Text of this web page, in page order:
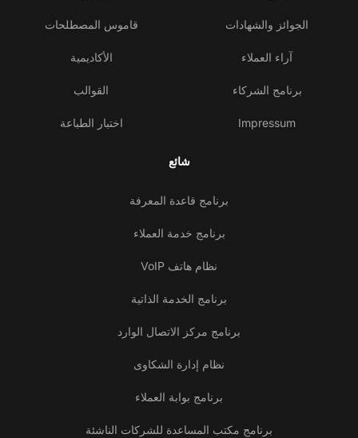
الجوائز والشهادات
آراء العملاء
برنامج الشركاء
Impressum
قاموس المصطلحات
الأكاديمية
القوالب
اختبار الطباعة
شائع
برنامج قاعدة المعرفة
برنامج خدمة العملاء
نظام هاتف VoIP
برنامج الخدمة الذاتية
برنامج مركز الاتصال الوارد
نظام إدارة الشكاوى
برنامج بوابة العملاء
برنامج مكتب المساعدة للشركات الناشئة